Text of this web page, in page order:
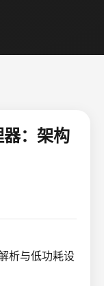
：架构